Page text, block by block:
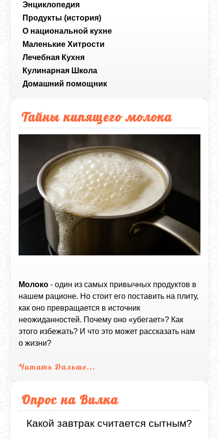
Энциклопедия
Продукты (история)
О национальной кухне
Маленькие Хитрости
Лечебная Кухня
Кулинарная Школа
Домашний помощник
Тайны кипящего молока
Молоко - один из самых привычных продуктов в
нашем рационе. Но стоит его поставить на плиту,
как оно превращается в источник
неожиданностей. Почему оно «убегает»? Как
этого избежать? И что это может рассказать нам
о жизни?
Читать Дальше...
Опрос на Вилка
Какой завтрак считается сытным?